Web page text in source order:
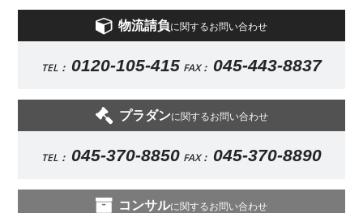
物流請負に関するお問い合わせ
TEL： 0120-105-415 FAX： 045-443-8837
プラダンに関するお問い合わせ
TEL： 045-370-8850 FAX： 045-370-8890
コンサルに関するお問い合わせ